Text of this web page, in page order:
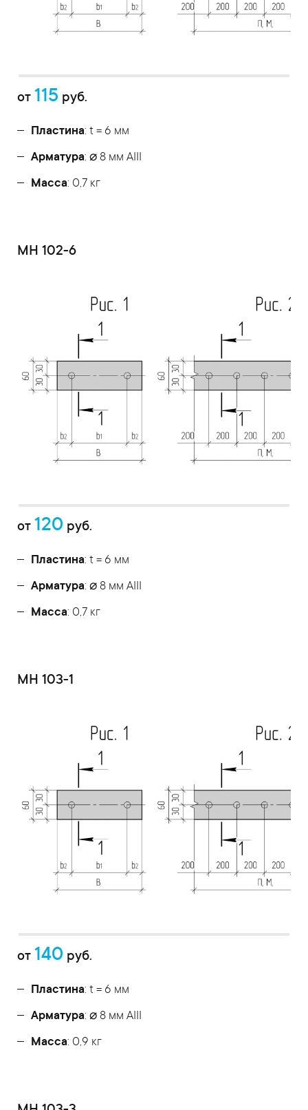
от 115 руб.
Пластина: t = 6 мм
Арматура: ⌀ 8 мм АIII
Масса: 0,7 кг
МН 102-6
от 120 руб.
Пластина: t = 6 мм
Арматура: ⌀ 8 мм АIII
Масса: 0,7 кг
МН 103-1
от 140 руб.
Пластина: t = 6 мм
Арматура: ⌀ 8 мм АIII
Масса: 0,9 кг